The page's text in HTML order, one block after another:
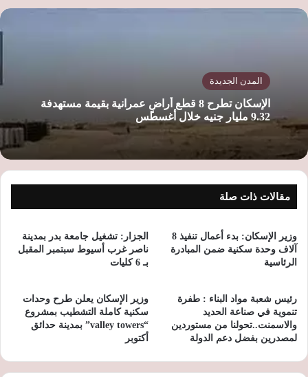
الوي
المدن الجديدة
الإسكان تطرح 8 قطع أراضٍ عمرانية بقيمة مستهدفة
9.32 مليار جنيه خلال أغسطس
مقالات ذات صلة
وزير الإسكان: بدء أعمال تنفيذ 8
آلاف وحدة سكنية ضمن المبادرة
الرئاسية
الجزار: تشغيل جامعة بدر بمدينة
ناصر غرب أسيوط سبتمبر المقبل
بـ 6 كليات
رئيس شعبة مواد البناء : طفرة
تنموية في صناعة الحديد
والاسمنت..تحولنا من مستوردين
لمصدرين بفضل دعم الدولة
وزير الإسكان يعلن طرح وحدات
سكنية كاملة التشطيب بمشروع
“valley towers” بمدينة حدائق
أكتوبر